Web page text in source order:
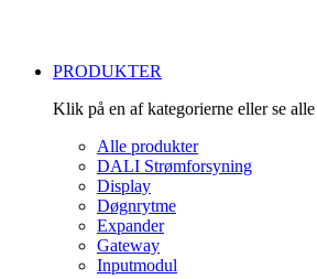
PRODUKTER
Klik på en af kategorierne eller se
Alle produkter
DALI Strømforsyning
Display
Døgnrytme
Expander
Gateway
Inputmodul